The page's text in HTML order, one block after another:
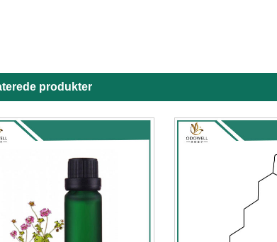
produkter